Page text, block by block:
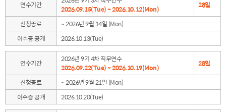
연수기간
2026.09.15(Tue) ~ 2026.10.12(Mon)
28일
신청종료
~ 2026년 9월 14일 (Mon)
이수증 공개
2026.10.13(Tue)
연수기간
2026년 9기 4차 직무연수
2026.09.22(Tue) ~ 2026.10.19(Mon)
28일
신청종료
~ 2026년 9월 21일 (Mon)
이수증 공개
2026.10.20(Tue)